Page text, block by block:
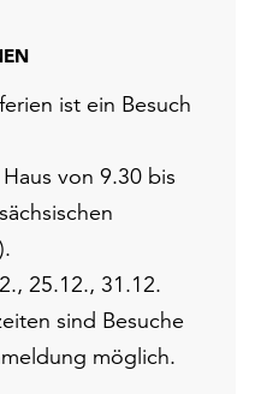
ist ein Besuch
von 9.30 bis
25.12., 31.12.
sind Besuche
möglich.